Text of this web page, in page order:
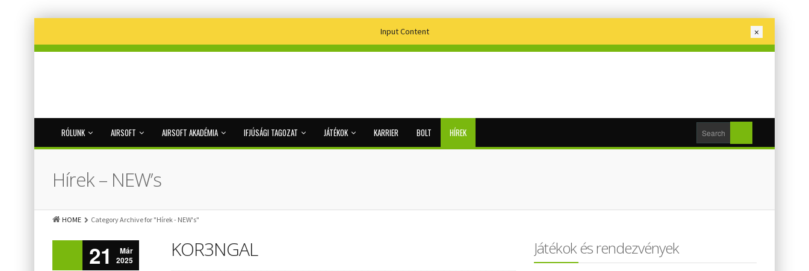
Input Content ×
RÓLUNK AIRSOFT AIRSOFT AKADÉMIA IFJÚSÁGI TAGOZAT JÁTÉKOK KARRIER BOLT HÍREK
Hírek – NEW’s
HOME Category Archive for "Hírek - NEW's"
21
Már
2025
KOR3NGAL Játékok és rendezvények